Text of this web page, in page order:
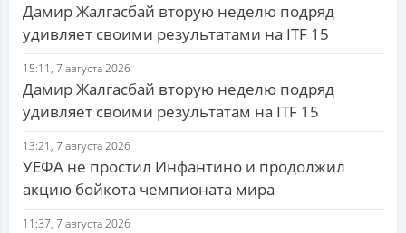
Дамир Жалгасбай вторую неделю подряд
удивляет своими результатами на ITF 15
15:11, 7 августа 2026
Дамир Жалгасбай вторую неделю подряд
удивляет своими результатам на ITF 15
13:21, 7 августа 2026
УЕФА не простил Инфантино и продолжил
акцию бойкота чемпионата мира
11:37, 7 августа 2026